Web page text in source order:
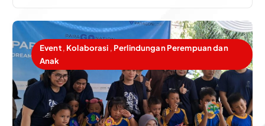
Event, Kolaborasi , Perlindungan Perempuan dan
Anak